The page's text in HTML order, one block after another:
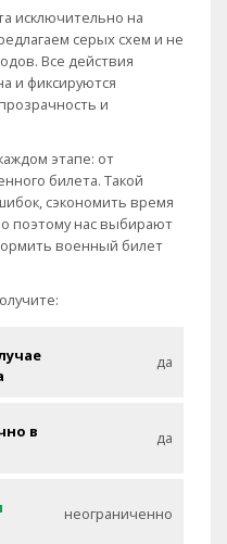
исключительно на
серых схем и не
Все действия
и фиксируются
и
этапе: от
билета. Такой
сэкономить время
поэтому нас выбирают
военный билет
да
в
да
неограниченно